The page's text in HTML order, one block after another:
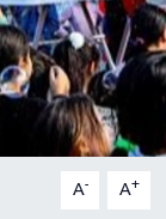
A- A+